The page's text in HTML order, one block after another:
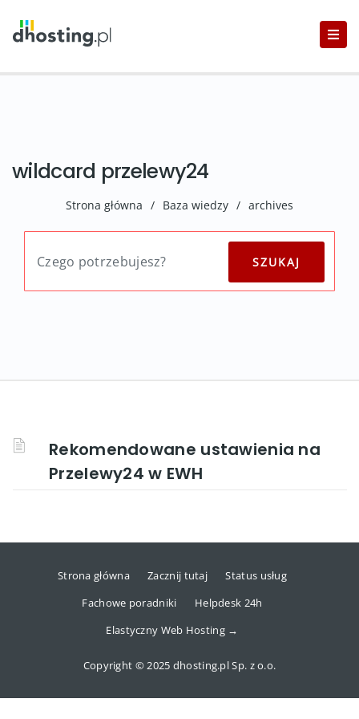
wildcard przelewy24
Strona główna / Baza wiedzy / archives
Rekomendowane ustawienia na
Przelewy24 w EWH
Strona główna Zacznij tutaj
Status usług
Fachowe poradniki
Helpdesk 24h
Elastyczny Web Hosting →
Copyright © 2025 dhosting.pl Sp. z o.o.